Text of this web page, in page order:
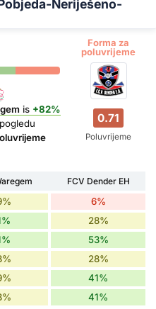
Neriješeno-
Forma za
poluvrijeme
is +82%
0.71
Poluvrijeme
FCV Dender EH
6%
28%
53%
28%
41%
41%